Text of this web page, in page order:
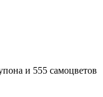
и 555 самоцветов